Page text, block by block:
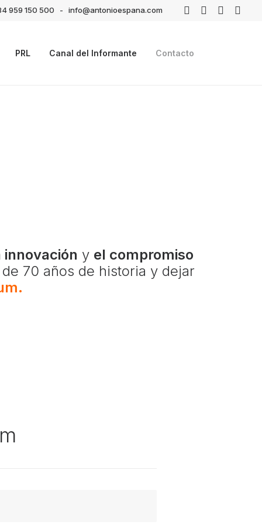
959 150 500 - info@antonioespana.com
PRL Canal del Informante Contacto
innovación y el compromiso
70 años de historia y dejar